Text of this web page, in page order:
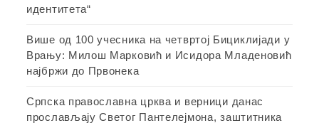
идентитета“
Више од 100 учесника на четвртој Бициклијади у
Врању: Милош Марковић и Исидора Младеновић
најбржи до Првонека
Српска православна црква и верници данас
прослављају Светог Пантелејмона, заштитника